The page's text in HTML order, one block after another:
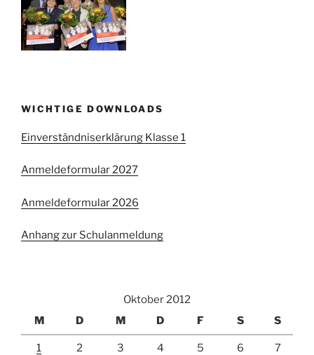
WICHTIGE DOWNLOADS
Einverständniserklärung Klasse 1
Anmeldeformular 2027
Anmeldeformular 2026
Anhang zur Schulanmeldung
Oktober 2012
M
D M D F S S
1 2 3 4 5 6 7